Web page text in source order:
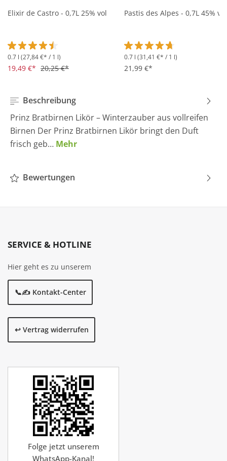
Elixir de Castro - 0,7L 25% vol
Durchschnittliche Bewertung von 4.5 von 5 Sternen
0.7 l (27,84 €* / 1 l)
19,49 €* 20,25 €*
Pastis des Alpes - 0,7L 45% vol
Durchschnittliche
0.7 l (31,41 €* / 1 l)
21,99 €*
Beschreibung
Prinz Bratbirnen Likör – Winterzauber aus vollreifen
Birnen Der Prinz Bratbirnen Likör bringt den Duft
frisch geb… Mehr
Bewertungen
SERVICE & HOTLINE
Hier geht es zu unserem
📞✍️ Kontakt-Center
↩️ Vertrag widerrufen
Folge jetzt unserem
WhatsApp-Kanal!